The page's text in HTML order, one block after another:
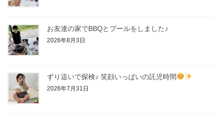
お友達の家でBBQとプールをしました♪
2026年8月3日
ずり這いで探検♪ 笑顔いっぱいの託児時間
2026年7月31日